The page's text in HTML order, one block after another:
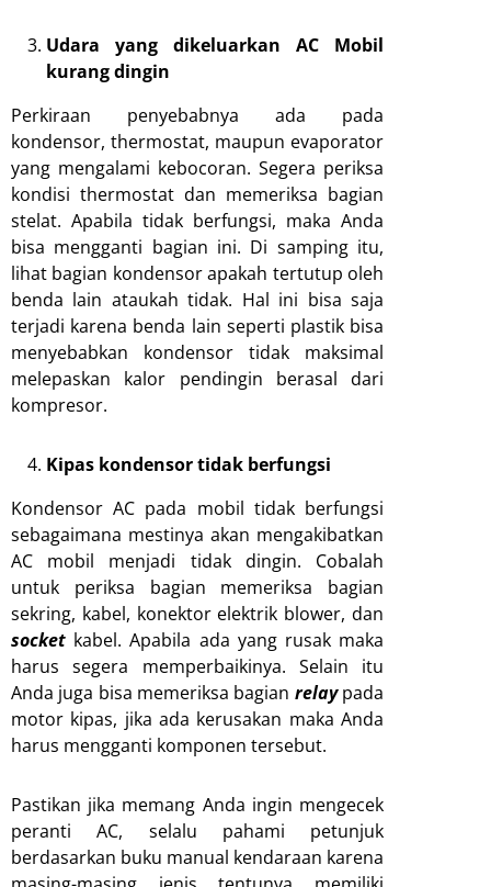
Udara yang dikeluarkan AC Mobil
kurang dingin
Perkiraan penyebabnya ada pada
kondensor, thermostat, maupun evaporator
yang mengalami kebocoran. Segera periksa
kondisi thermostat dan memeriksa bagian
stelat. Apabila tidak berfungsi, maka Anda
bisa mengganti bagian ini. Di samping itu,
lihat bagian kondensor apakah tertutup oleh
benda lain ataukah tidak. Hal ini bisa saja
terjadi karena benda lain seperti plastik bisa
menyebabkan kondensor tidak maksimal
melepaskan kalor pendingin berasal dari
kompresor.
Kipas kondensor tidak berfungsi
Kondensor AC pada mobil tidak berfungsi
sebagaimana mestinya akan mengakibatkan
AC mobil menjadi tidak dingin. Cobalah
untuk periksa bagian memeriksa bagian
sekring, kabel, konektor elektrik blower, dan
socket kabel. Apabila ada yang rusak maka
harus segera memperbaikinya. Selain itu
Anda juga bisa memeriksa bagian relaypada
motor kipas, jika ada kerusakan maka Anda
harus mengganti komponen tersebut.
Pastikan jika memang Anda ingin mengecek
peranti AC, selalu pahami petunjuk
berdasarkan buku manual kendaraan karena